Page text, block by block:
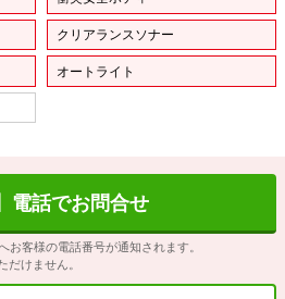
クリアランスソナー
オートライト
電話でお問合せ
お客様の電話番号が通知されます。
だけません。